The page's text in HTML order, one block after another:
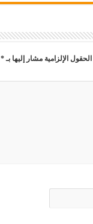
الحقول الإلزامية مشار إليها بـ*